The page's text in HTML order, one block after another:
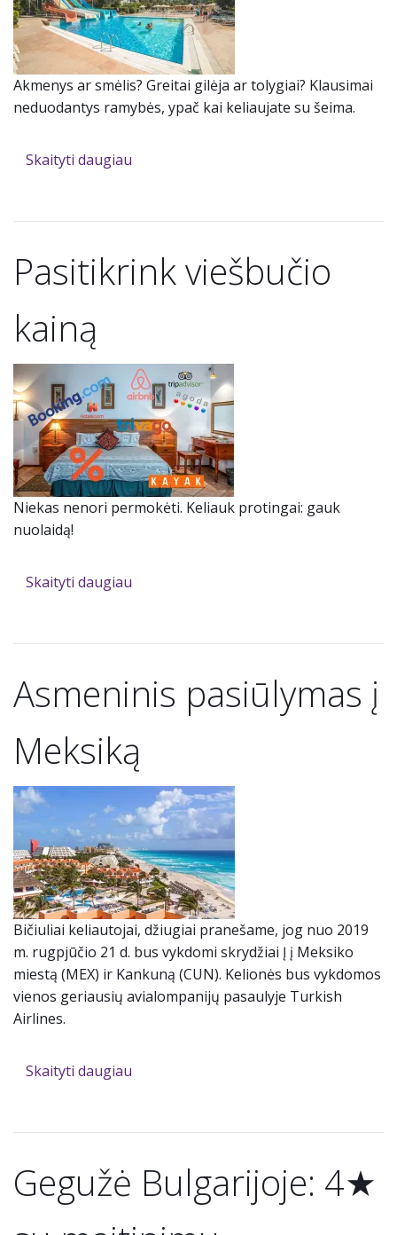
Akmenys ar smėlis? Greitai gilėja ar tolygiai? Klausimai
neduodantys ramybės, ypač kai keliaujate su šeima.
Skaityti daugiau
Pasitikrink viešbučio
kainą
Niekas nenori permokėti. Keliauk protingai: gauk
nuolaidą!
Skaityti daugiau
Asmeninis pasiūlymas į
Meksiką
Bičiuliai keliautojai, džiugiai pranešame, jog nuo 2019
m. rugpjūčio 21 d. bus vykdomi skrydžiai Į į Meksiko
miestą (MEX) ir Kankuną (CUN). Kelionės bus vykdomos
vienos geriausių avialompanijų pasaulyje Turkish
Airlines.
Skaityti daugiau
Gegužė Bulgarijoje: 4★